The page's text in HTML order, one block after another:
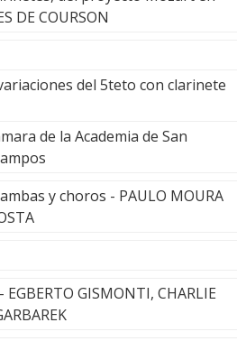
DE COURSON
del 5teto con clarinete
de la Academia de San
y choros - PAULO MOURA
GISMONTI, CHARLIE